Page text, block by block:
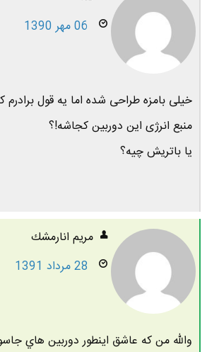
06 مهر 1390
خیلی بامزه طراحی شده اما یه قول برادرم
منبع انرژی این دوربین کجاشه!؟
یا باتریش چیه؟
مريم انارمشك
28 مرداد 1391
والله من كه عاشق اينطور دوربين هاي